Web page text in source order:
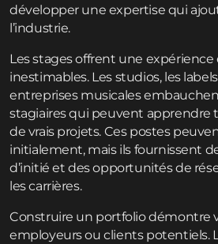
développer une expertise qui
l’industrie.
Les stages offrent une
inestimables. Les studios, les
entreprises musicales
stagiaires qui peuvent apprendre
de vrais projets. Ces postes
initialement, mais ils fournissent
d’initié et des opportunités de
les carrières.
Construire un portfolio démontre
employeurs ou clients potentiels.